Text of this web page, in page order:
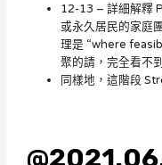
12-13 – 詳細解釋
或永久居民的家庭
理是 “where
聚的請，完全看不
同樣地，這階段